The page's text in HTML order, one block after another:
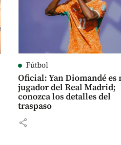
Fútbol
Oficial: Yan Diomandé es
jugador del Real Madrid;
conozca los detalles del
traspaso
share